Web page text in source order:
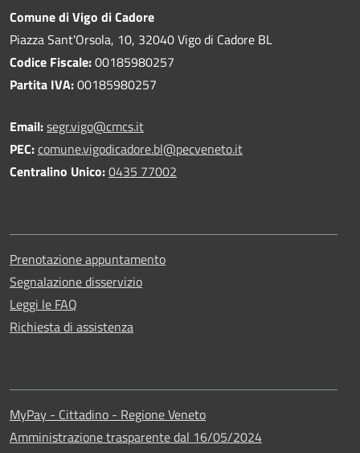
Comune di Vigo di Cadore
Piazza Sant'Orsola, 10, 32040 Vigo di Cadore BL
Codice Fiscale:00185980257
Partita IVA:00185980257
Email:segr.vigo@cmcs.it
PEC:comune.vigodicadore.bl@pecveneto.it
Centralino Unico:0435 77002
Prenotazione appuntamento
Segnalazione disservizio
Leggi le FAQ
Richiesta di assistenza
MyPay - Cittadino - Regione Veneto
Amministrazione trasparente dal 16/05/2024